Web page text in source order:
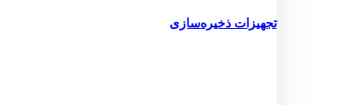
تجهیزات ذخیره‌سازی